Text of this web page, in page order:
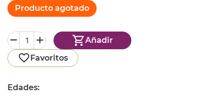
Producto agotado
Añadir
Favoritos
Edades: